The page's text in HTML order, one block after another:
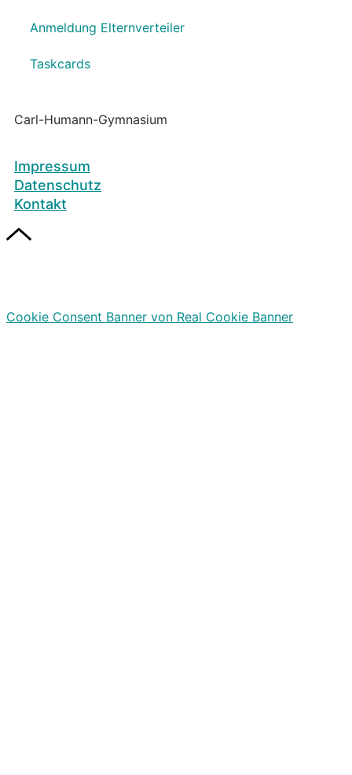
Anmeldung Elternverteiler
Taskcards
Carl-Humann-Gymnasium
Impressum
Datenschutz
Kontakt
Cookie Consent Banner von Real Cookie Banner